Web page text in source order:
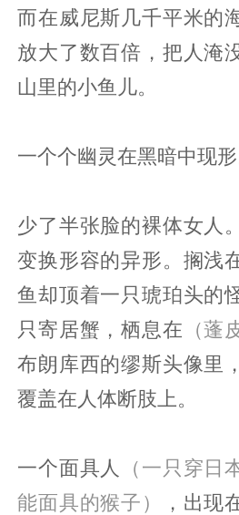
而在威尼斯几千平米的
放大了数百倍，把人淹
山里的小鱼儿。
一个个幽灵在黑暗中现形
少了半张脸的裸体女人
变换形容的异形。搁浅
鱼却顶着一只琥珀头的
只寄居蟹，栖息在 （蓬
布朗库西的缪斯头像里
覆盖在人体断肢上。
一个面具人
（一只穿日
能面具的猴子）
，出现